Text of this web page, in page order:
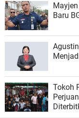
Baru
Tokoh